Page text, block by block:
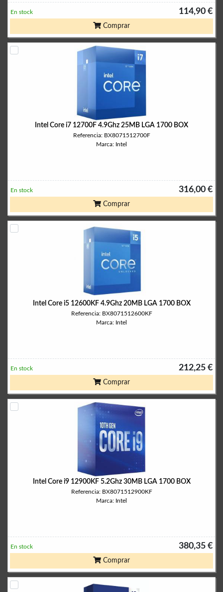
114,90 €
En stock
Comprar
Intel Core i7 12700F 4.9Ghz 25MB LGA 1700 BOX
Referencia: BX8071512700F
Marca: Intel
316,00 €
En stock
Comprar
Intel Core i5 12600KF 4.9Ghz 20MB LGA 1700 BOX
Referencia: BX8071512600KF
Marca: Intel
212,25 €
En stock
Comprar
Intel Core i9 12900KF 5.2Ghz 30MB LGA 1700 BOX
Referencia: BX8071512900KF
Marca: Intel
380,35 €
En stock
Comprar